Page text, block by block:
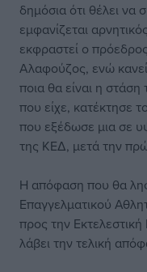
δημόσια ότι θέλει να
εμφανίζεται
εκφραστεί ο
Αλαφούζος, ενώ
ποια θα είναι η
που είχε, κατέκτησε
που εξέδωσε μια σε
της ΚΕΔ, μετά την
Η απόφαση που θα
Επαγγελματικού
προς την
λάβει την τελική